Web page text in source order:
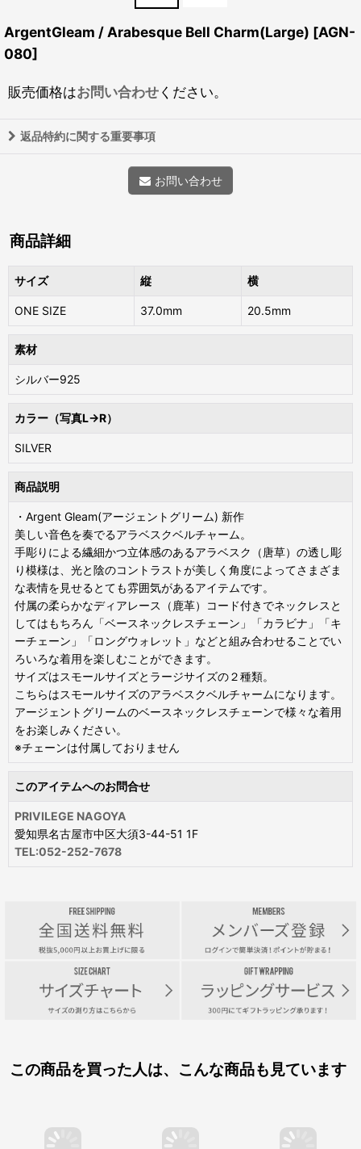
ArgentGleam / Arabesque Bell Charm(Large) [AGN-
080]
販売価格はお問い合わせください。
返品特約に関する重要事項
お問い合わせ
商品詳細
サイズ 縦 横
ONE SIZE 37.0mm 20.5mm
素材
シルバー925
カラー（写真L→R）
SILVER
商品説明
・Argent Gleam(アージェントグリーム) 新作
美しい音色を奏でるアラベスクベルチャーム。
手彫りによる繊細かつ立体感のあるアラベスク（唐草）の透し彫
り模様は、光と陰のコントラストが美しく角度によってさまざま
な表情を見せるとても雰囲気があるアイテムです。
付属の柔らかなディアレース（鹿革）コード付きでネックレスと
してはもちろん「ベースネックレスチェーン」「カラビナ」「キ
ーチェーン」「ロングウォレット」などと組み合わせることでい
ろいろな着用を楽しむことができます。
サイズはスモールサイズとラージサイズの２種類。
こちらはスモールサイズのアラベスクベルチャームになります。
アージェントグリームのベースネックレスチェーンで様々な着用
をお楽しみください。
※チェーンは付属しておりません
このアイテムへのお問合せ
PRIVILEGE NAGOYA
愛知県名古屋市中区大須3-44-51 1F
TEL:052-252-7678
この商品を買った人は、こんな商品も見ています